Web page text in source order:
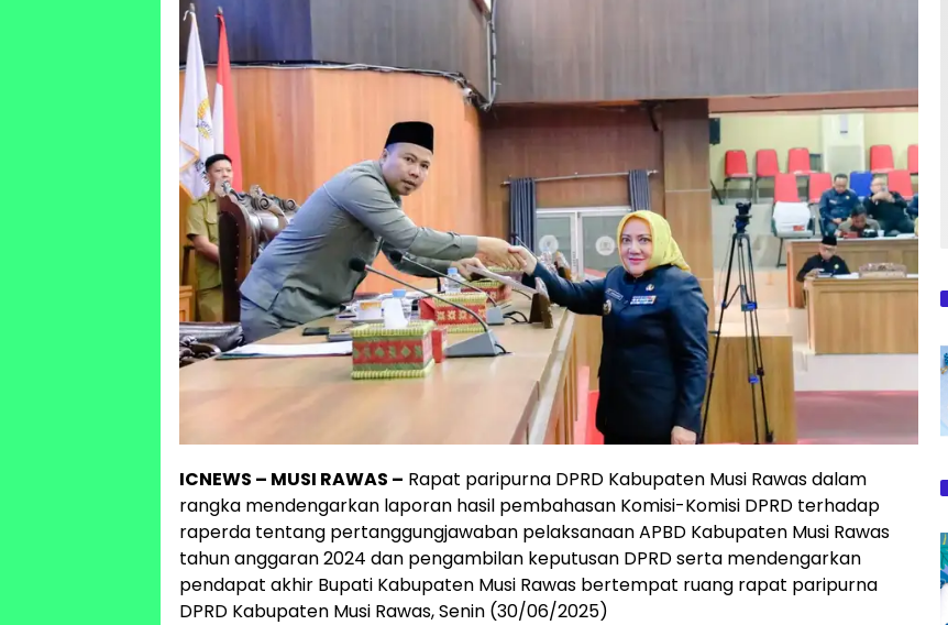
ICNEWS – MUSI RAWAS – Rapat paripurna DPRD Kabupaten Musi Rawas dalam
rangka mendengarkan laporan hasil pembahasan Komisi-Komisi DPRD terhadap
raperda tentang pertanggungjawaban pelaksanaan APBD Kabupaten Musi Rawas
tahun anggaran 2024 dan pengambilan keputusan DPRD serta mendengarkan
pendapat akhir Bupati Kabupaten Musi Rawas bertempat ruang rapat paripurna
DPRD Kabupaten Musi Rawas, Senin (30/06/2025)